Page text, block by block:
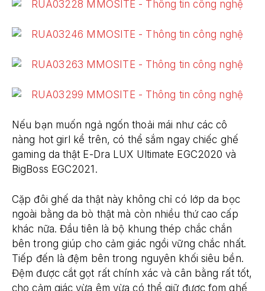
Nếu bạn muốn ngả ngốn thoải mái như các cô
nàng hot girl kể trên, có thể sắm ngay chiếc ghế
gaming da thật E-Dra LUX Ultimate EGC2020 và
BigBoss EGC2021.
Cặp đôi ghế da thật này không chỉ có lớp da bọc
ngoài bằng da bò thật mà còn nhiều thứ cao cấp
khác nữa. Đầu tiên là bộ khung thép chắc chắn
bên trong giúp cho cảm giác ngồi vững chắc nhất.
Tiếp đến là đệm bên trong nguyên khối siêu bền.
Đệm được cắt gọt rất chính xác và cân bằng rất tốt,
cho cảm giác vừa êm vừa có thể giữ được fom ghế